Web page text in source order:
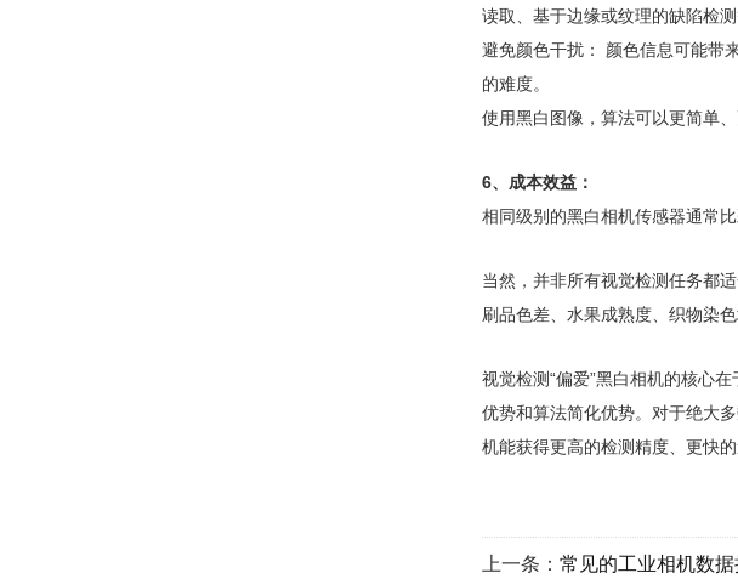
读取、基于边缘或纹理的缺陷检
避免颜色干扰：‌ 颜色信息可能带
的难度。
使用黑白图像，算法可以‌更简单
6、成本效益：‌
相同级别的黑白相机传感器通常
当然，并非所有视觉检测任务都
刷品色差、水果成熟度、织物染色
视觉检测“偏爱”黑白相机的核心
优势和算法简化优势‌。对于绝大
机能获得‌更高的检测精度、更快
上一条： 常见的工业相机数